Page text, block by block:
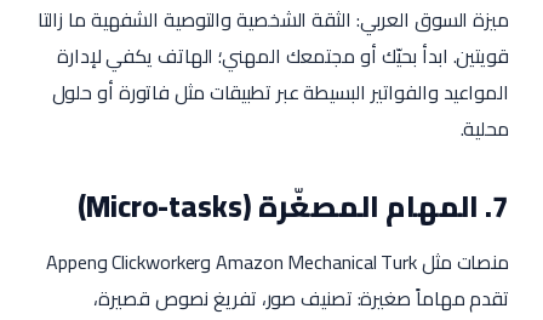
ميزة السوق العربي: الثقة الشخصية والتوصية الشفهية ما زالتا
قويتين. ابدأ بحيّك أو مجتمعك المهني؛ الهاتف يكفي لإدارة
المواعيد والفواتير البسيطة عبر تطبيقات مثل فاتورة أو حلول
محلية.
7. المهام المصغّرة (Micro-tasks)
منصات مثل Amazon Mechanical Turk وClickworker وAppen
تقدم مهاماً صغيرة: تصنيف صور، تفريغ نصوص قصيرة،